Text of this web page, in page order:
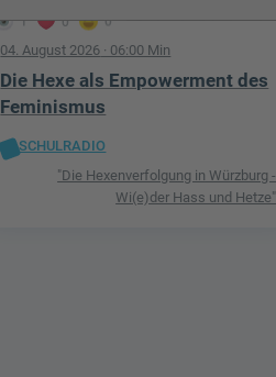
1 0 0
04. August 2026 · 06:00 Min
Die Hexe als Empowerment des
Feminismus
SCHULRADIO
"Die Hexenverfolgung in Würzburg -
Wi(e)der Hass und Hetze"